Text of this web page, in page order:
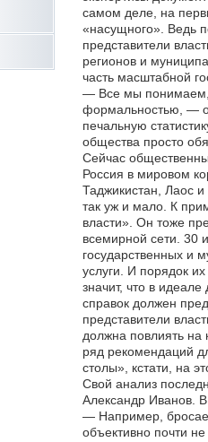
самом деле, на
«насущного». Ведь
представители
регионов и
часть масштабной
— Все мы понимаем,
формальностью, —
печальную
общества просто
Сейчас
Россия в мировом
Таджикистан, Лаос
так уж и мало. К
власти». Он тоже
всемирной сети. 30
государственных и
услуги. И порядок
значит, что в
справок должен
представители
должна повлиять на
ряд рекомендаций
столы», кстати, на
Свой анализ
Александр Иванов.
— Например,
объективно почти